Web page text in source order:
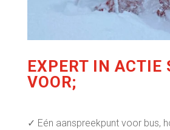
EXPERT IN ACTIE
VOOR;
✓ Eén aanspreekpunt voor bus,